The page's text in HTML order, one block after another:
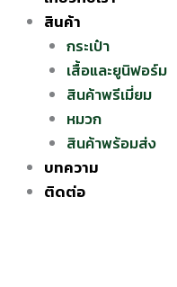
สินค้า
กระเป๋า
เสื้อและยูนิฟอร์ม
สินค้าพรีเมี่ยม
หมวก
สินค้าพร้อมส่ง
บทความ
ติดต่อ